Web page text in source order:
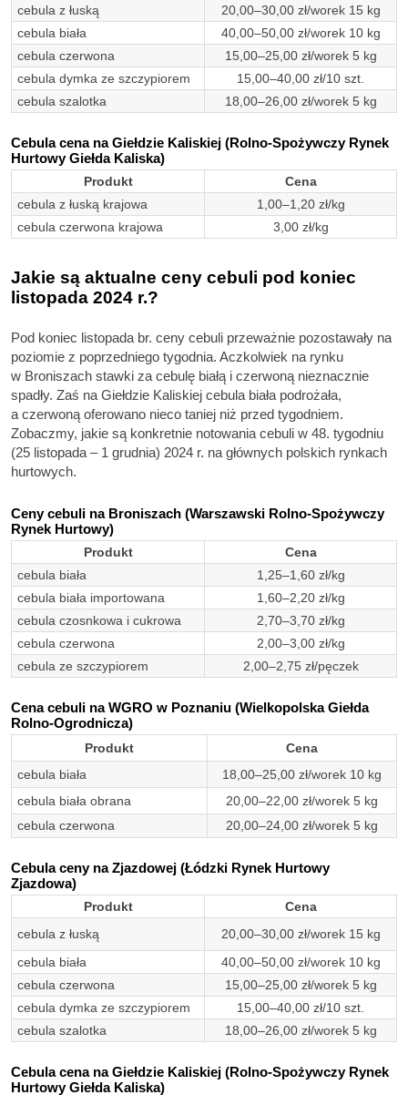
cebula z łuską
20,00–30,00 zł/worek 15 kg
cebula biała
40,00–50,00 zł/worek 10 kg
cebula czerwona
15,00–25,00 zł/worek 5 kg
cebula dymka ze szczypiorem
15,00–40,00 zł/10 szt.
cebula szalotka
18,00–26,00 zł/worek 5 kg
Cebula cena na Giełdzie Kaliskiej (Rolno-Spożywczy Rynek
Hurtowy Giełda Kaliska)
Produkt
Cena
cebula z łuską krajowa
1,00–1,20 zł/kg
cebula czerwona krajowa
3,00 zł/kg
Jakie są aktualne ceny cebuli pod koniec
listopada 2024 r.?
Pod koniec listopada br. ceny cebuli przeważnie pozostawały na
poziomie z poprzedniego tygodnia. Aczkolwiek na rynku
w Broniszach stawki za cebulę białą i czerwoną nieznacznie
spadły. Zaś na Giełdzie Kaliskiej cebula biała podrożała,
a czerwoną oferowano nieco taniej niż przed tygodniem.
Zobaczmy, jakie są konkretnie notowania cebuli w 48. tygodniu
(25 listopada – 1 grudnia) 2024 r. na głównych polskich rynkach
hurtowych.
Ceny cebuli na Broniszach (Warszawski Rolno-Spożywczy
Rynek Hurtowy)
Produkt
Cena
cebula biała
1,25–1,60 zł/kg
cebula biała importowana
1,60–2,20 zł/kg
cebula czosnkowa i cukrowa
2,70–3,70 zł/kg
cebula czerwona
2,00–3,00 zł/kg
cebula ze szczypiorem
2,00–2,75 zł/pęczek
Cena cebuli na WGRO w Poznaniu (Wielkopolska Giełda
Rolno-Ogrodnicza)
Produkt
Cena
cebula biała
18,00–25,00 zł/worek 10 kg
cebula biała obrana
20,00–22,00 zł/worek 5 kg
cebula czerwona
20,00–24,00 zł/worek 5 kg
Cebula ceny na Zjazdowej (Łódzki Rynek Hurtowy
Zjazdowa)
Produkt
Cena
cebula z łuską
20,00–30,00 zł/worek 15 kg
cebula biała
40,00–50,00 zł/worek 10 kg
cebula czerwona
15,00–25,00 zł/worek 5 kg
cebula dymka ze szczypiorem
15,00–40,00 zł/10 szt.
cebula szalotka
18,00–26,00 zł/worek 5 kg
Cebula cena na Giełdzie Kaliskiej (Rolno-Spożywczy Rynek
Hurtowy Giełda Kaliska)